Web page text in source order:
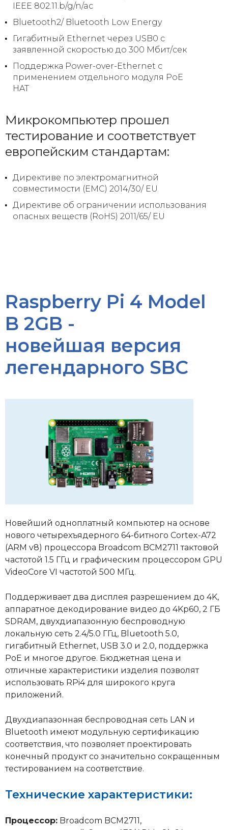
IEEE 802.11.b/g/n/ac
Bluetooth2/ Bluetooth Low Energy
Гигабитный Ethernet через USB0 с
заявленной скоростью до 300 Мбит/сек
Поддержка Power-over-Ethernet с
применением отдельного модуля PoE
HAT
Микрокомпьютер прошел
тестирование и соответствует
европейским стандартам:
Директиве по электромагнитной
совместимости (EMC) 2014/30/ EU
Директиве об ограничении использования
опасных веществ (RoHS) 2011/65/ EU
Raspberry Pi 4 Model
B 2GB -
новейшая версия
легендарного SBC
Новейший одноплатный компьютер на основе
нового четырехъядерного 64-битного Cortex-A72
(ARM v8) процессора Broadcom BCM2711 тактовой
частотой 1.5 ГГц и графическим процессором GPU
VideoCore VI частотой 500 МГц.
Поддерживает два дисплея разрешением до 4K,
аппаратное декодирование видео до 4Kp60, 2 ГБ
SDRAM, двухдиапазонную беспроводную
локальную сеть 2.4/5.0 ГГц, Bluetooth 5.0,
гигабитный Ethernet, USB 3.0 и 2.0, поддержка
PoE и многое другое. Бюджетная цена и
отличные характеристики изделия позволят
использовать RPi4 для широкого круга
приложений.
Двухдиапазонная беспроводная сеть LAN и
Bluetooth имеют модульную сертификацию
соответствия, что позволяет проектировать
конечный продукт со значительно сокращенным
тестированием на соответствие.
Технические характеристики:
Процессор: Broadcom BCM2711,